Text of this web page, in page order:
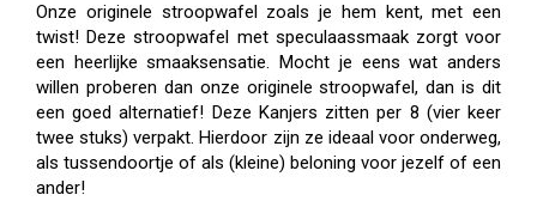
Onze originele stroopwafel zoals je hem kent, met een
twist! Deze stroopwafel met speculaassmaak zorgt voor
een heerlijke smaaksensatie. Mocht je eens wat anders
willen proberen dan onze originele stroopwafel, dan is dit
een goed alternatief! Deze Kanjers zitten per 8 (vier keer
twee stuks) verpakt. Hierdoor zijn ze ideaal voor onderweg,
als tussendoortje of als (kleine) beloning voor jezelf of een
ander!